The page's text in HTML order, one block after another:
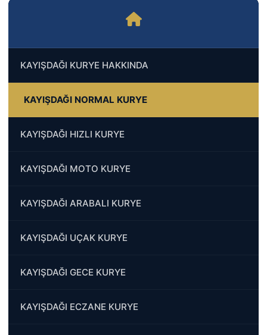
KAYIŞDAĞI KURYE HAKKINDA
KAYIŞDAĞI NORMAL KURYE
KAYIŞDAĞI HIZLI KURYE
KAYIŞDAĞI MOTO KURYE
KAYIŞDAĞI ARABALI KURYE
KAYIŞDAĞI UÇAK KURYE
KAYIŞDAĞI GECE KURYE
KAYIŞDAĞI ECZANE KURYE